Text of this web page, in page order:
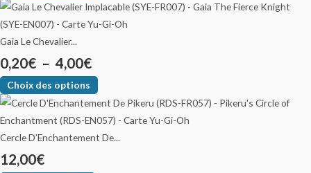
Gaia Le Chevalier...
0,20€ – 4,00€
Choix des options
Cercle D’Enchantement De...
12,00€